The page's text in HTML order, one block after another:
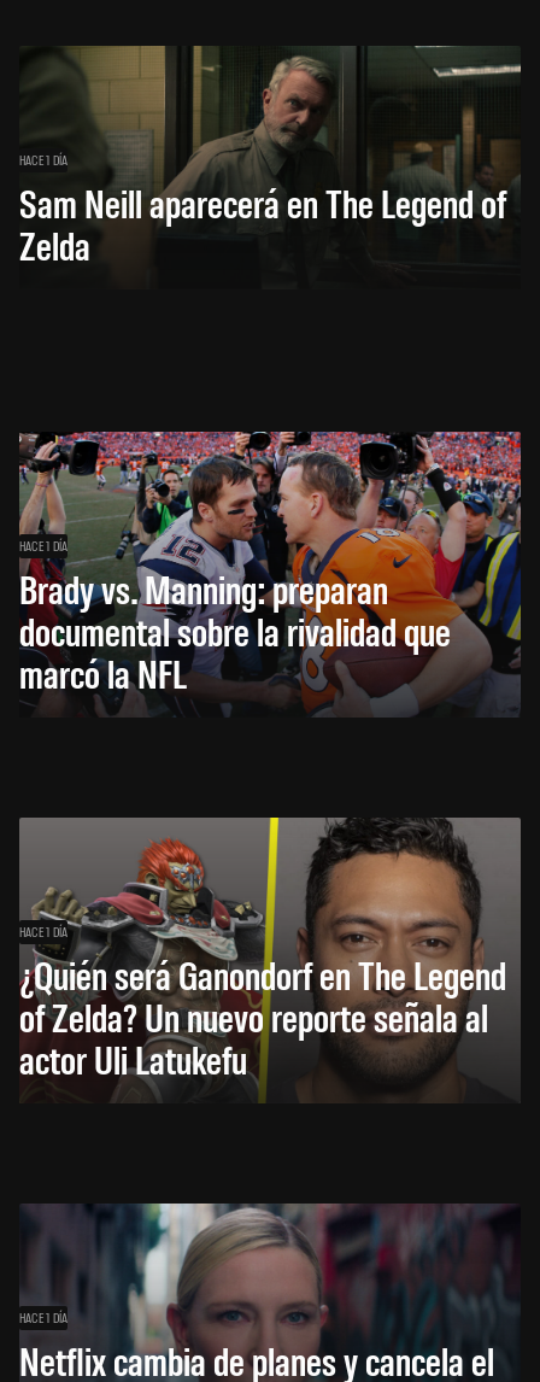
HACE 1 DÍA
Sam Neill aparecerá en The Legend of
Zelda
HACE 1 DÍA
Brady vs. Manning: preparan
documental sobre la rivalidad que
marcó la NFL
HACE 1 DÍA
¿Quién será Ganondorf en The Legend
of Zelda? Un nuevo reporte señala al
actor Uli Latukefu
HACE 1 DÍA
Netflix cambia de planes y cancela el